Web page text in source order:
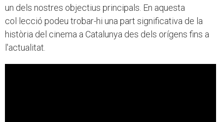
un dels nostres objectius principals. En aquesta
col·lecció podeu trobar-hi una part significativa de la
història del cinema a Catalunya des dels orígens fins a
l'actualitat.